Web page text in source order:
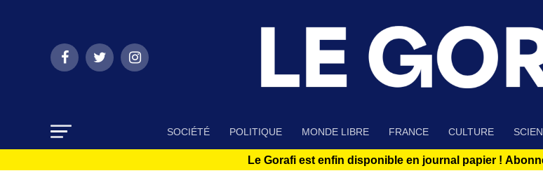
SOCIÉTÉ POLITIQUE MONDE LIBRE FRANCE CULTURE
Le Gorafi est enfin disponible en journal papier !